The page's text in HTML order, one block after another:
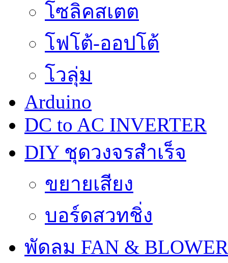
โซลิคสเตต
โฟโต้-ออปโต้
โวลุ่ม
Arduino
DC to AC INVERTER
DIY ชุดวงจรสำเร็จ
ขยายเสียง
บอร์ดสวทชิ่ง
พัดลม FAN & BLOWER